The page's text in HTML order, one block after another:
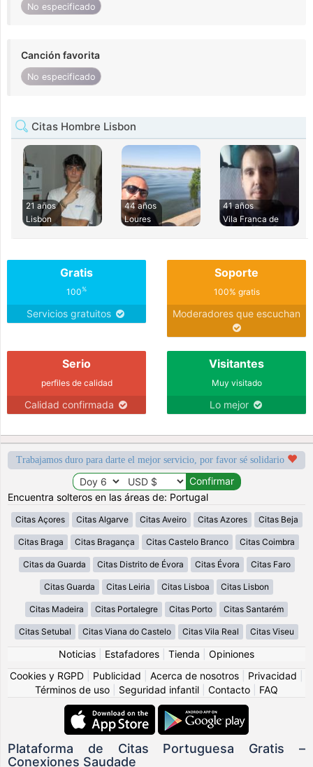
No especificado
Canción favorita
No especificado
Citas Hombre Lisbon
21 años
Lisbon
44 años
Loures
41 años
Vila Franca de
Gratis
100%
Servicios gratuitos
Soporte
100% gratis
Moderadores que escuchan
Serio
perfiles de calidad
Calidad confirmada
Visitantes
Muy visitado
Lo mejor
Trabajamos duro para darte el mejor servicio, por favor sé solidario
Encuentra solteros en las áreas de: Portugal
Citas Açores Citas Algarve Citas Aveiro Citas Azores Citas Beja
Citas Braga Citas Bragança Citas Castelo Branco Citas Coimbra
Citas da Guarda Citas Distrito de Évora Citas Évora Citas Faro
Citas Guarda Citas Leiria Citas Lisboa Citas Lisbon
Citas Madeira Citas Portalegre Citas Porto Citas Santarém
Citas Setubal Citas Viana do Castelo Citas Vila Real Citas Viseu
Noticias Estafadores Tienda
Opiniones
Cookies y RGPD
Publicidad Acerca de nosotros Privacidad
Términos de uso
Seguridad infantil Contacto FAQ
Plataforma de Citas Portuguesa Gratis –
Conexiones Saudade